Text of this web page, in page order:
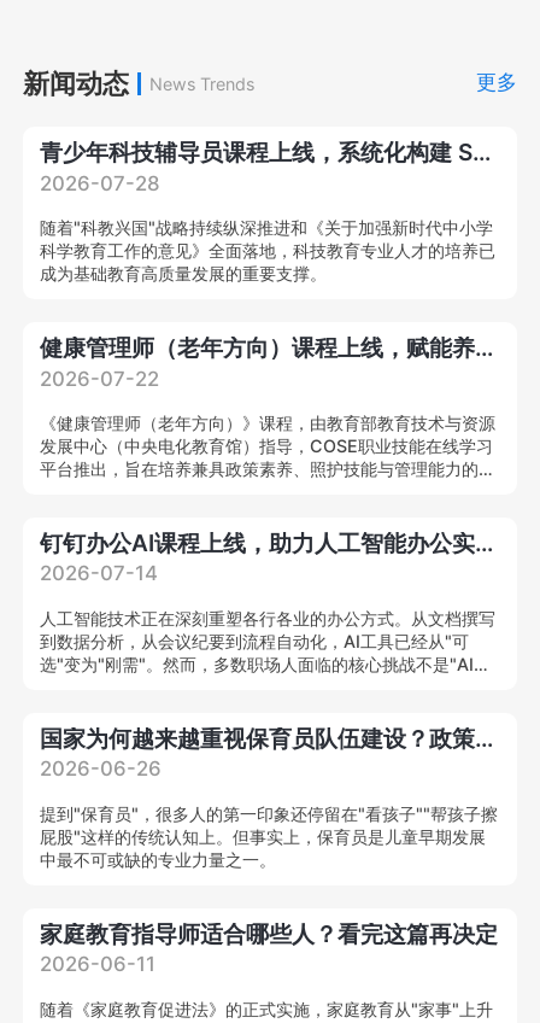
项，在A&HCI、CSSCI、
北大中文核心等刊物发表
专家、中国体育科学学会
会员，主持及参与教育部
育大学学报等发表核心期
刊论文10余篇。
各类学术论文20余篇；作
学体育学院，专任教师，
评审专家，中国体育教练
员杂志审稿专家。
新闻动态 News Trends 更多
青少年科技辅导员课程上线，系统化构建 STEM 专业教学能力
2026-07-28
随着"科教兴国"战略持续纵深推进和《关于加强新时代中小学
科学教育工作的意见》全面落地，科技教育专业人才的培养已
成为基础教育高质量发展的重要支撑。
健康管理师（老年方向）课程上线，赋能养老产业专业化提质升级！
2026-07-22
《健康管理师（老年方向）》课程，由教育部教育技术与资源
发展中心（中央电化教育馆）指导，COSE职业技能在线学习
平台推出，旨在培养兼具政策素养、照护技能与管理能力的复
钉钉办公AI课程上线，助力人工智能办公实战人才培养
2026-07-14
人工智能技术正在深刻重塑各行各业的办公方式。从文档撰写
到数据分析，从会议纪要到流程自动化，AI工具已经从"可
选"变为"刚需"。然而，多数职场人面临的核心挑战不是"AI能
国家为何越来越重视保育员队伍建设？政策解读来了
2026-06-26
提到"保育员"，很多人的第一印象还停留在"看孩子""帮孩子擦
屁股"这样的传统认知上。但事实上，保育员是儿童早期发展
中最不可或缺的专业力量之一。
家庭教育指导师适合哪些人？看完这篇再决定
2026-06-11
随着《家庭教育促进法》的正式实施，家庭教育从"家事"上升